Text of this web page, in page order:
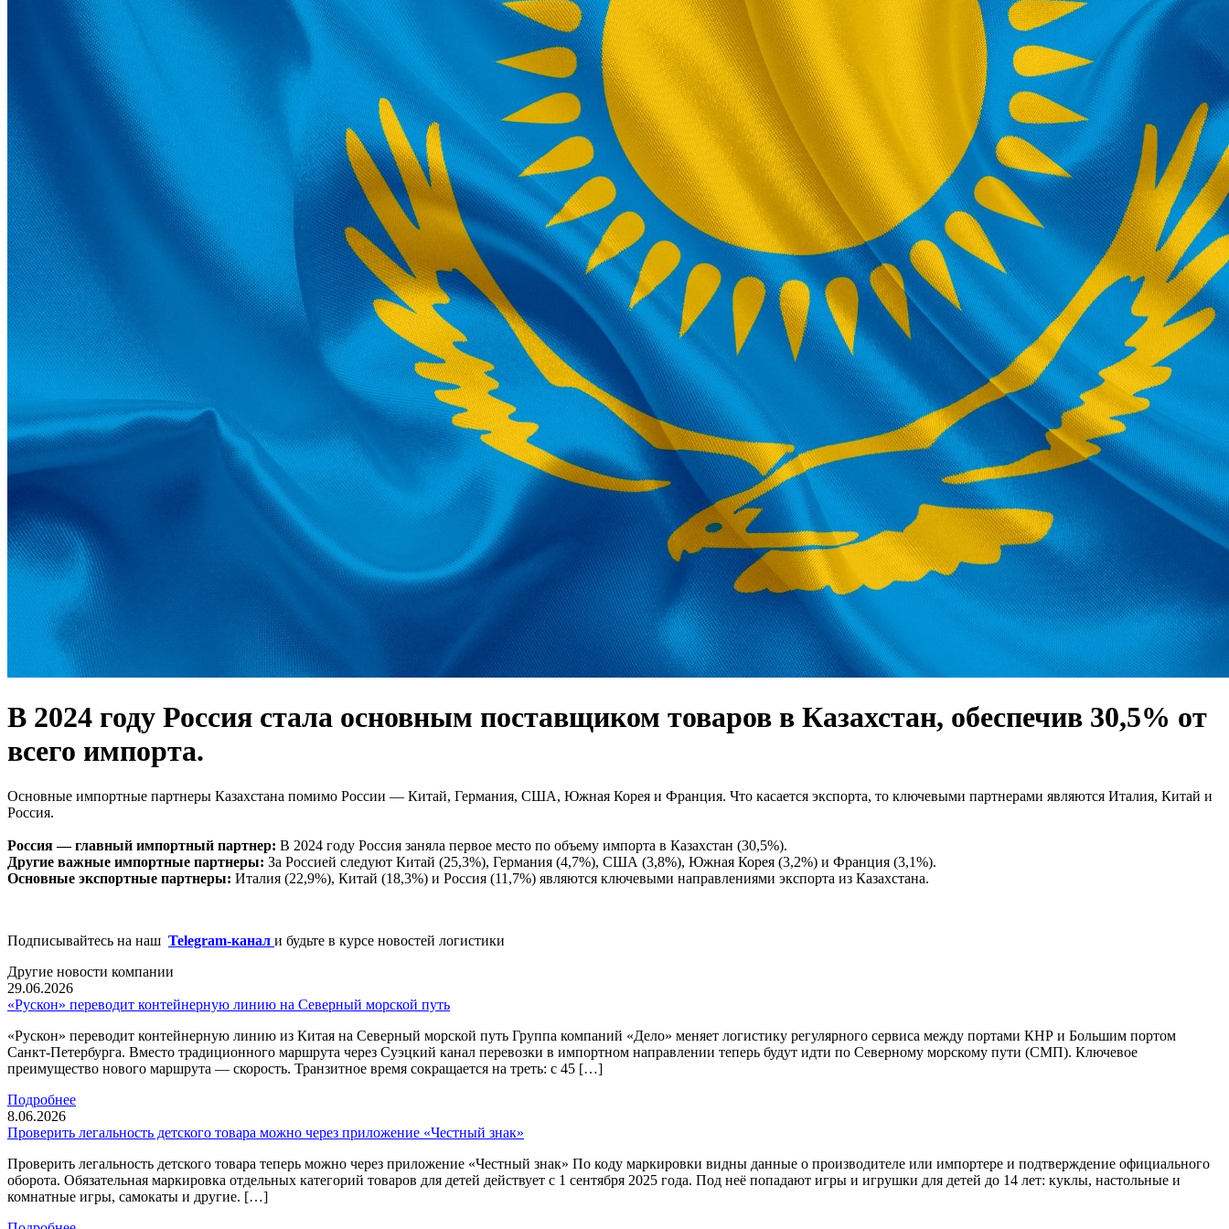
В 2024 году Россия стала основным поставщиком товаров в Казахстан, обеспечив 30,5% от
всего импорта.
Основные импортные партнеры Казахстана помимо России — Китай, Германия, США, Южная Корея и Франция. Что касается экспорта, то ключевыми партнерами являются Италия, Китай и
Россия.
Россия — главный импортный партнер: В 2024 году Россия заняла первое место по объему импорта в Казахстан (30,5%).
Другие важные импортные партнеры: За Россией следуют Китай (25,3%), Германия (4,7%), США (3,8%), Южная Корея (3,2%) и Франция (3,1%).
Основные экспортные партнеры: Италия (22,9%), Китай (18,3%) и Россия (11,7%) являются ключевыми направлениями экспорта из Казахстана.
Подписывайтесь на наш Telegram-канал и будьте в курсе новостей логистики
Другие новости компании
29.06.2026
«Рускон» переводит контейнерную линию на Северный морской путь
«Рускон» переводит контейнерную линию из Китая на Северный морской путь Группа компаний «Дело» меняет логистику регулярного сервиса между портами КНР и Большим портом
Санкт-Петербурга. Вместо традиционного маршрута через Суэцкий канал перевозки в импортном направлении теперь будут идти по Северному морскому пути (СМП). Ключевое
преимущество нового маршрута — скорость. Транзитное время сокращается на треть: с 45 […]
Подробнее
8.06.2026
Проверить легальность детского товара можно через приложение «Честный знак»
Проверить легальность детского товара теперь можно через приложение «Честный знак» По коду маркировки видны данные о производителе или импортере и подтверждение официального
оборота. Обязательная маркировка отдельных категорий товаров для детей действует с 1 сентября 2025 года. Под неё попадают игры и игрушки для детей до 14 лет: куклы, настольные и
комнатные игры, самокаты и другие. […]